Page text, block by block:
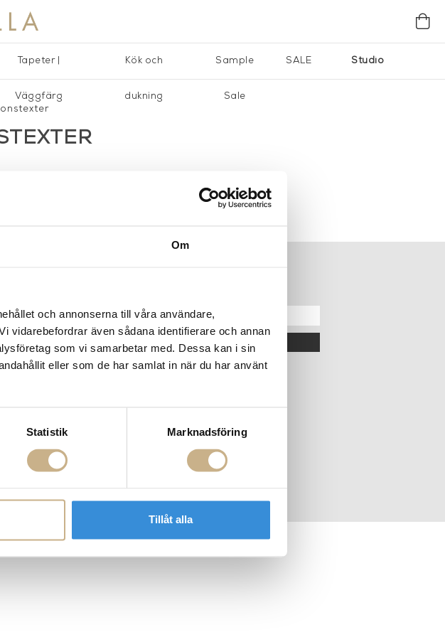
Om
och annonserna till våra användare,
vidarebefordrar även sådana identifierare och annan
som vi samarbetar med. Dessa kan i sin
eller som de har samlat in när du har använt
Statistik Marknadsföring
Tillåt alla
Studio
Tapeter |
Väggfärg
Kök och
dukning
Sample
Sale
SALE
ljus
OK